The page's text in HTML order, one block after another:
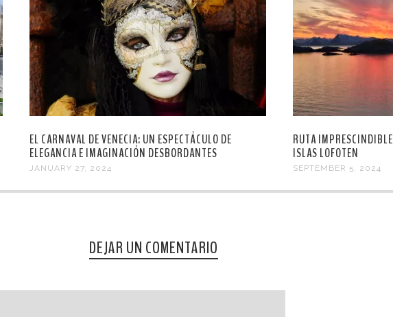
EL CARNAVAL DE VENECIA: UN ESPECTÁCULO DE
ELEGANCIA E IMAGINACIÓN DESBORDANTES
JANUARY 27, 2024
RUTA
ISLAS LOFOTEN
SEPTEMBER 5, 2024
DEJAR UN COMENTARIO